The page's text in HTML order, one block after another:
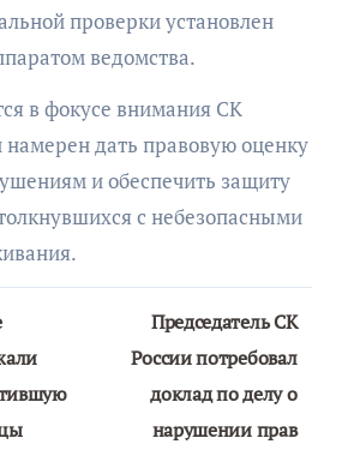
проверки установлен
ведомства.
в фокусе внимания СК
намерен дать правовую оценку
и обеспечить защиту
с небезопасными
Председатель СК
России потребовал
доклад по делу о
нарушении прав